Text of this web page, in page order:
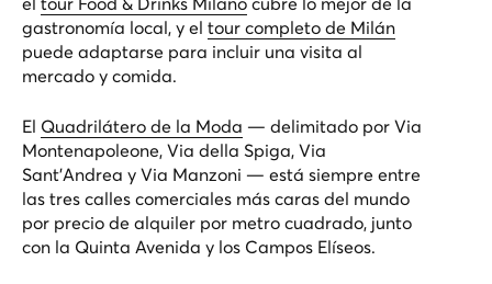
gastronomía local, y el tour completo de Milán
puede adaptarse para incluir una visita al
mercado y comida.
El Quadrilátero de la Moda — delimitado por Via
Montenapoleone, Via della Spiga, Via
Sant'Andrea y Via Manzoni — está siempre entre
las tres calles comerciales más caras del mundo
por precio de alquiler por metro cuadrado, junto
con la Quinta Avenida y los Campos Elíseos.